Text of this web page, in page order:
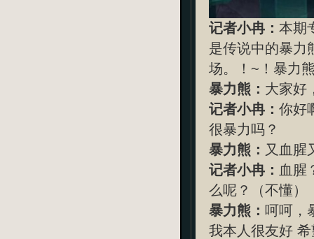
记者小冉： 本期
是传说中的暴力
场。！~！暴力
暴力熊： 大家好
记者小冉： 你好
很暴力吗？
暴力熊： 又血腥
记者小冉： 血腥
么呢？（不懂）
暴力熊： 呵呵，
我本人很友好